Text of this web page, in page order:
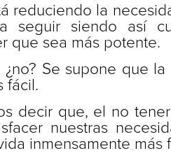
reduciendo la
seguir siendo así
que sea más potente.
Se supone que
fácil.
decir que, el no
nuestras
inmensamente más